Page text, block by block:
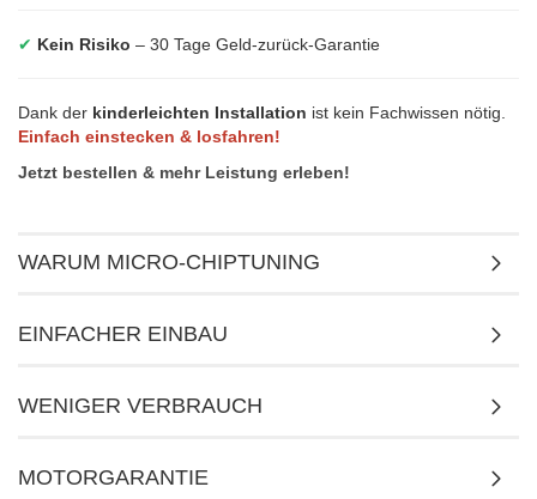
✔ Kein Risiko – 30 Tage Geld-zurück-Garantie
Dank der kinderleichten Installation ist kein Fachwissen nötig.
Einfach einstecken & losfahren!
Jetzt bestellen & mehr Leistung erleben!
WARUM MICRO-CHIPTUNING
EINFACHER EINBAU
WENIGER VERBRAUCH
MOTORGARANTIE